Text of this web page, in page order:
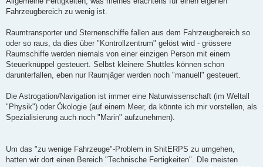
Fahrzeugbereich zu wenig ist.
Raumtransporter und Sternenschiffe fallen aus dem Fahrzeugbereich so
oder so raus, da dies über "Kontrollzentrum" gelöst wird - grössere
Raumschiffe werden niemals von einer einzigen Person mit einem
Steuerknüppel gesteuert. Selbst kleinere Shuttles können schon
darunterfallen, eben nur Raumjäger werden noch "manuell" gesteuert.
Die Astrogation/Navigation ist immer eine Naturwissenschaft (im Weltall
"Physik") oder Ökologie (auf einem Meer, da könnte ich mir vorstellen, als
Spezialisierung auch noch "Marin" aufzunehmen).
Um das "zu wenige Fahrzeuge"-Problem in ShitERPS zu umgehen,
hatten wir dort einen Bereich "Technische Fertigkeiten". DIe meisten